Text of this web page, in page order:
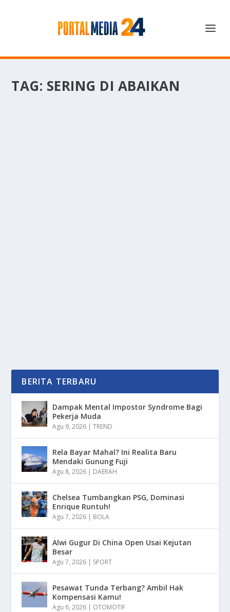
TAG: SERING DI ABAIKAN
BERITA TERBARU
Dampak Mental Impostor Syndrome Bagi
Pekerja Muda
Agu 9, 2026 |TREND
Rela Bayar Mahal? Ini Realita Baru
Mendaki Gunung Fuji
Agu 8, 2026 | DAERAH
Chelsea Tumbangkan PSG, Dominasi
Enrique Runtuh!
Agu 7, 2026 | BOLA
Alwi Gugur Di China Open Usai Kejutan
Besar
Agu 7, 2026 | SPORT
Pesawat Tunda Terbang? Ambil Hak
Kompensasi Kamu!
Agu 6, 2026 | OTOMOTIF